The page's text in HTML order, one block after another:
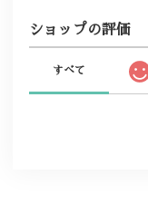
ショップの評価
すべて